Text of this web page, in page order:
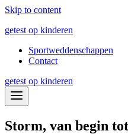
Skip to content
getest op kinderen
Sportweddenschappen
Contact
getest op kinderen
Storm, van begin